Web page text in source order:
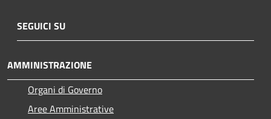
SEGUICI SU
AMMINISTRAZIONE
Organi di Governo
Aree Amministrative